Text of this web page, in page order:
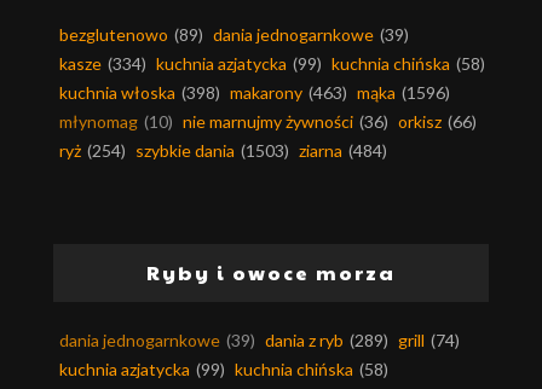
bezglutenowo (89) dania jednogarnkowe (39)
kasze (334) kuchnia azjatycka (99) kuchnia chińska (58)
kuchnia włoska (398) makarony (463) mąka (1596)
młynomag (10) nie marnujmy żywności (36) orkisz (66)
ryż (254) szybkie dania (1503) ziarna (484)
Ryby i owoce morza
dania jednogarnkowe (39) dania z ryb (289) grill (74)
kuchnia azjatycka (99) kuchnia chińska (58)